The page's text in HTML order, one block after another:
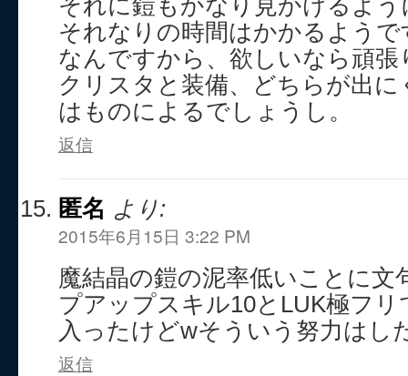
それに鎧もかなり見かけるよ
それなりの時間はかかるよう
なんですから、欲しいなら頑張
クリスタと装備、どちらが出
はものによるでしょうし。
返信
匿名 より:
2015年6月15日 3:22 PM
魔結晶の鎧の泥率低いことに文
プアップスキル10とLUK極フリ
入ったけどwそういう努力はし
返信